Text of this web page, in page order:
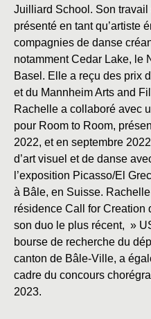
Juilliard School. Son
présenté en tant qu’artiste
compagnies de danse
notamment Cedar Lake, le
Basel. Elle a reçu des prix
et du Mannheim Arts and
Rachelle a collaboré avec
pour Room to Room,
2022, et en septembre
d’art visuel et de danse
l’exposition Picasso/El
à Bâle, en Suisse.
résidence Call for Creation
son duo le plus récent, »
bourse de recherche du
canton de Bâle-Ville, a
cadre du concours
2023.